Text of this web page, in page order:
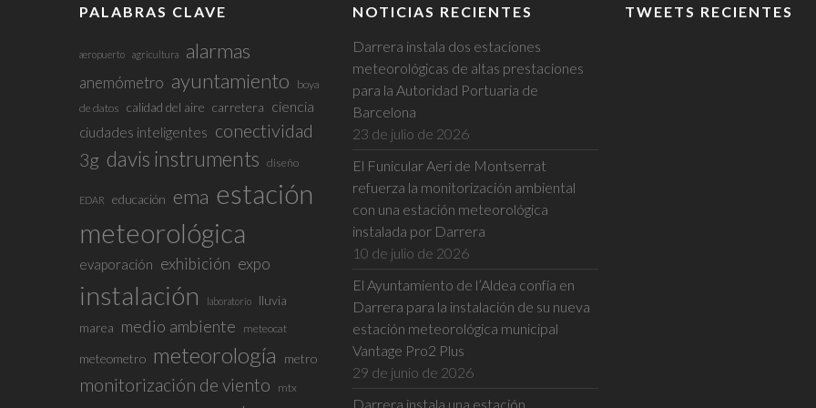
PALABRAS CLAVE
aeropuerto agricultura alarmas
anemómetro ayuntamiento
boya
de datos calidad del aire carretera ciencia
ciudades inteligentes conectividad
3g davis instruments diseño
EDAR educación ema estación
meteorológica
evaporación exhibición expo
instalación laboratorio
lluvia
marea medio ambiente meteocat
meteometro meteorología metro
monitorización de viento mtx
NOTICIAS RECIENTES
Darrera instala dos estaciones
meteorológicas de altas prestaciones
para la Autoridad Portuaria de
Barcelona
23 de julio de 2026
El Funicular Aeri de Montserrat
refuerza la monitorización ambiental
con una estación meteorológica
instalada por Darrera
10 de julio de 2026
El Ayuntamiento de l’Aldea confía en
Darrera para la instalación de su nueva
estación meteorológica municipal
Vantage Pro2 Plus
29 de junio de 2026
Darrera instala una estación
TWEETS RECIENTES